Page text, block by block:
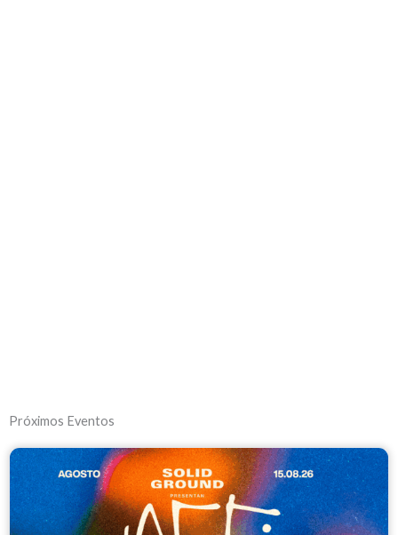
Próximos Eventos